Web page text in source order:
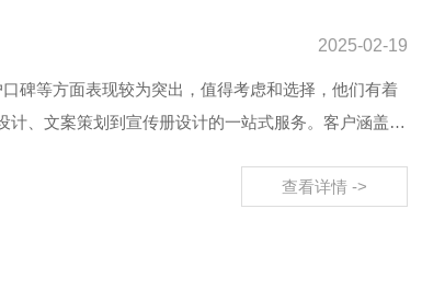
2025-02-19
碑等方面表现较为突出，值得考虑和选择，他们有着
、文案策划到宣传册设计的一站式服务。客户涵盖苏
查看详情 ->